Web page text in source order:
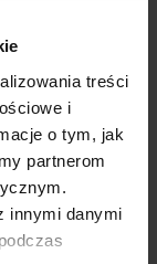
treści
i
o tym, jak
partnerom
innymi danymi